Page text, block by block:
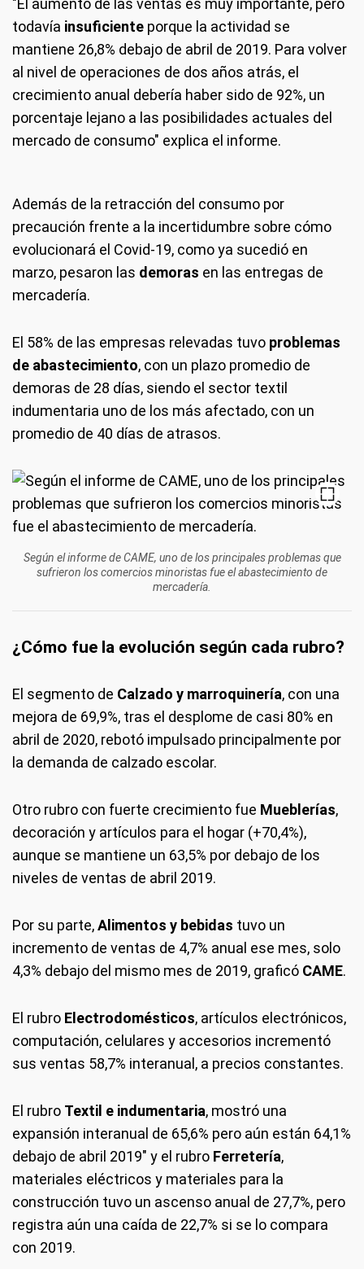
"El aumento de las ventas es muy importante, pero
todavía insuficiente porque la actividad se
mantiene 26,8% debajo de abril de 2019. Para volver
al nivel de operaciones de dos años atrás, el
crecimiento anual debería haber sido de 92%, un
porcentaje lejano a las posibilidades actuales del
mercado de consumo" explica el informe.
Además de la retracción del consumo por
precaución frente a la incertidumbre sobre cómo
evolucionará el Covid-19, como ya sucedió en
marzo, pesaron las demoras en las entregas de
mercadería.
El 58% de las empresas relevadas tuvo problemas
de abastecimiento, con un plazo promedio de
demoras de 28 días, siendo el sector textil
indumentaria uno de los más afectado, con un
promedio de 40 días de atrasos.
Según el informe de CAME, uno de los principales problemas que
sufrieron los comercios minoristas fue el abastecimiento de
mercadería.
¿Cómo fue la evolución según cada rubro?
El segmento de Calzado y marroquinería, con una
mejora de 69,9%, tras el desplome de casi 80% en
abril de 2020, rebotó impulsado principalmente por
la demanda de calzado escolar.
Otro rubro con fuerte crecimiento fue Mueblerías,
decoración y artículos para el hogar (+70,4%),
aunque se mantiene un 63,5% por debajo de los
niveles de ventas de abril 2019.
Por su parte,Alimentos y bebidas tuvo un
incremento de ventas de 4,7% anual ese mes, solo
4,3% debajo del mismo mes de 2019, graficó CAME.
El rubro Electrodomésticos, artículos electrónicos,
computación, celulares y accesorios incrementó
sus ventas 58,7% interanual, a precios constantes.
El rubro Textil e indumentaria, mostró una
expansión interanual de 65,6% pero aún están 64,1%
debajo de abril 2019" y el rubro Ferretería,
materiales eléctricos y materiales para la
construcción tuvo un ascenso anual de 27,7%, pero
registra aún una caída de 22,7% si se lo compara
con 2019.